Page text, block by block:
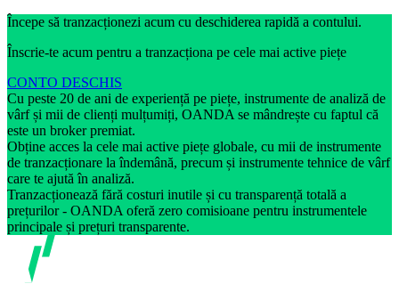
Începe să tranzacționezi acum cu deschiderea rapidă a contului.
Înscrie-te acum pentru a tranzacționa pe cele mai active piețe
CONTO DESCHIS
Cu peste 20 de ani de experiență pe piețe, instrumente de analiză de
vârf și mii de clienți mulțumiți, OANDA se mândrește cu faptul că
este un broker premiat.
Obține acces la cele mai active piețe globale, cu mii de instrumente
de tranzacționare la îndemână, precum și instrumente tehnice de vârf
care te ajută în analiză.
Tranzacționează fără costuri inutile și cu transparență totală a
prețurilor - OANDA oferă zero comisioane pentru instrumentele
principale și prețuri transparente.